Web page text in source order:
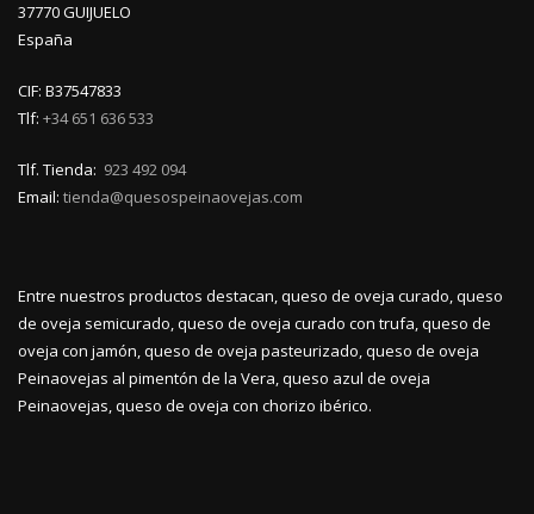
37770 GUIJUELO
España
CIF: B37547833
Tlf: +34 651 636 533
Tlf. Tienda: 923 492 094
Email: tienda@quesospeinaovejas.com
Entre nuestros productos destacan, queso de oveja curado, queso
de oveja semicurado, queso de oveja curado con trufa, queso de
oveja con jamón, queso de oveja pasteurizado, queso de oveja
Peinaovejas al pimentón de la Vera, queso azul de oveja
Peinaovejas, queso de oveja con chorizo ibérico.